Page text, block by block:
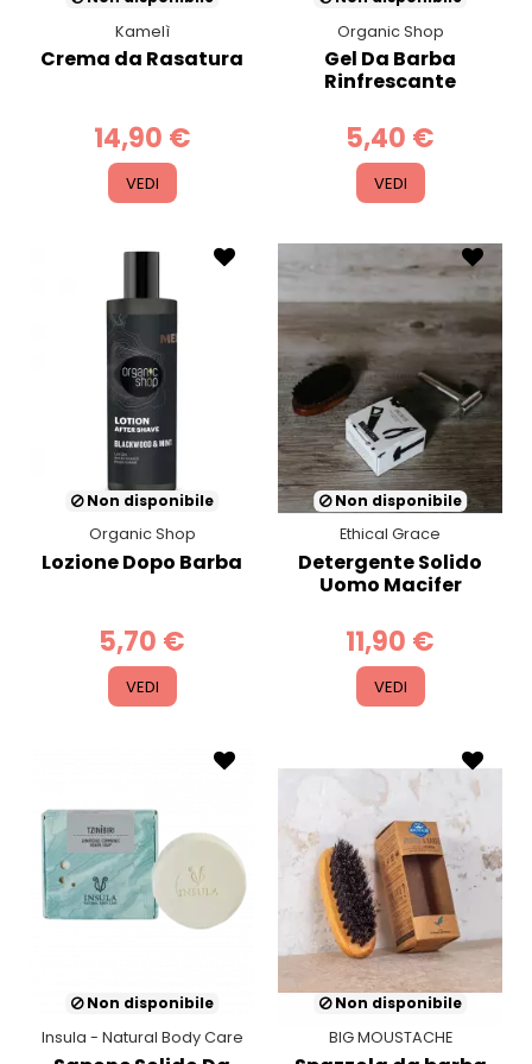
Kamelì
Crema da Rasatura
14,90 €
VEDI
Organic Shop
Gel Da Barba
Rinfrescante
5,40 €
VEDI
Non disponibile
Organic Shop
Lozione Dopo Barba
5,70 €
VEDI
Non disponibile
Ethical Grace
Detergente Solido
Uomo Macifer
11,90 €
VEDI
Non disponibile
Insula - Natural Body Care
Non disponibile
BIG MOUSTACHE